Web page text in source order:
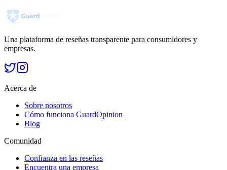
Una plataforma de reseñas transparente para consumidores y
empresas.
Acerca de
Sobre nosotros
Cómo funciona GuardOpinion
Blog
Comunidad
Confianza en las reseñas
Encuentra una empresa